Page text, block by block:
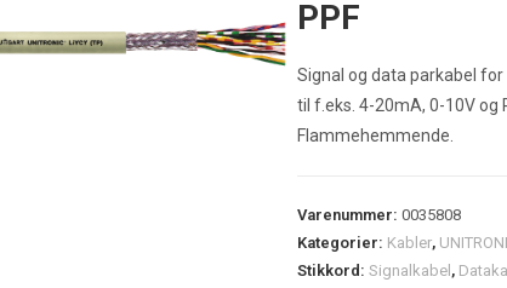
PPF
Signal og data parkabel
til f.eks. 4-20mA, 0-10V og
Flammehemmende.
Varenummer: 0035808
Kategorier: Kabler,
Stikkord: Signalkabel ,